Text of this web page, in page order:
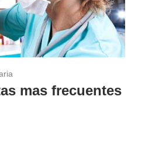
mas frecuentes